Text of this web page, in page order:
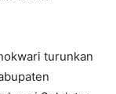
turunkan